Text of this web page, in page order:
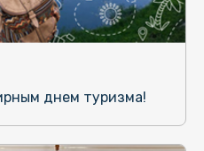
днем туризма!